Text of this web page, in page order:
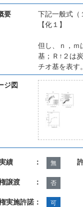
要
下記一般式（
【化１】
但し、ｎ，ｍ
基；Ｒ↑２は
チオ基を表す。
ジ図
実績 ： 無
権譲渡 ： 否
実施許諾： 可